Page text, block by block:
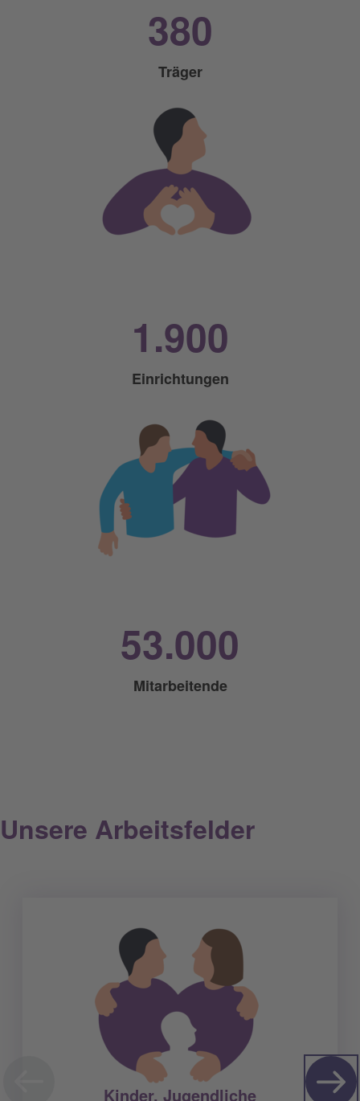
380
Träger
1.900
Einrichtungen
53.000
Mitarbeitende
Unsere Arbeitsfelder
Kinder, Jugendliche